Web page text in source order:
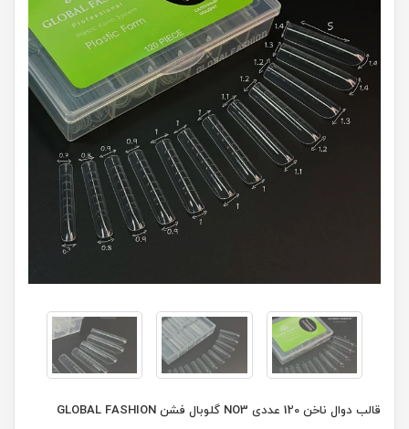
قالب دوال ناخن 120 عددی NO3 گلوبال فشن GLOBAL FASHION